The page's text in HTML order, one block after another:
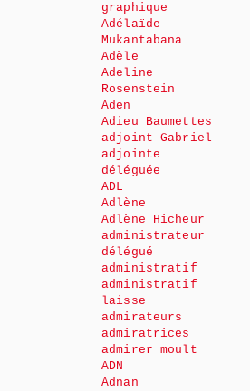
graphique
Adélaïde
Mukantabana
Adèle
Adeline
Rosenstein
Aden
Adieu Baumettes
adjoint Gabriel
adjointe
déléguée
ADL
Adlène
Adlène Hicheur
administrateur
délégué
administratif
administratif
laisse
admirateurs
admiratrices
admirer moult
ADN
Adnan